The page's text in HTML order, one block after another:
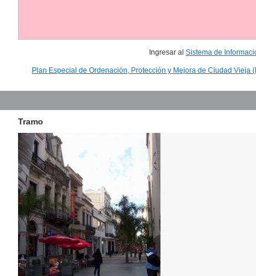
Ingresar al Sistema de
Plan Especial de Ordenación, Protección y Mejora de Ciudad Vieja
Tramo